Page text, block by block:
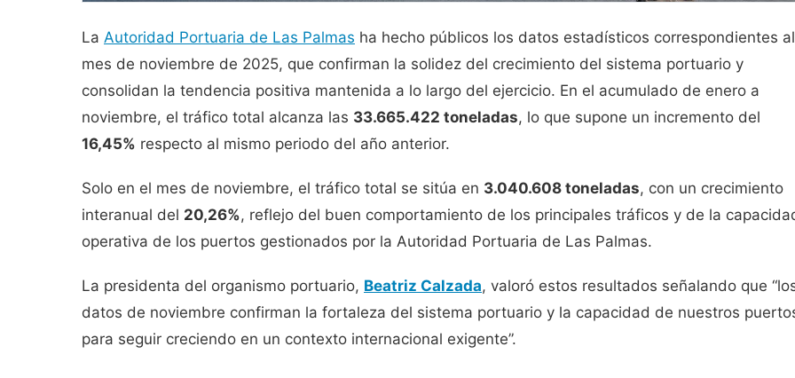
La Autoridad Portuaria de Las Palmas ha hecho públicos los datos estadísticos correspondientes al
mes de noviembre de 2025, que confirman la solidez del crecimiento del sistema portuario y
consolidan la tendencia positiva mantenida a lo largo del ejercicio. En el acumulado de enero a
noviembre, el tráfico total alcanza las 33.665.422 toneladas, lo que supone un incremento del
16,45% respecto al mismo periodo del año anterior.
Solo en el mes de noviembre, el tráfico total se sitúa en 3.040.608 toneladas, con un crecimiento
interanual del 20,26%, reflejo del buen comportamiento de los principales tráficos y de la
operativa de los puertos gestionados por la Autoridad Portuaria de Las Palmas.
La presidenta del organismo portuario, Beatriz Calzada, valoró estos resultados señalando que
datos de noviembre confirman la fortaleza del sistema portuario y la capacidad de nuestros
para seguir creciendo en un contexto internacional exigente”.